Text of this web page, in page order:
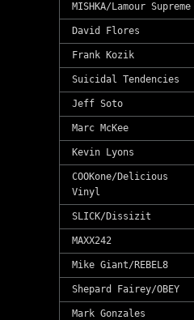
MISHKA/Lamour Supreme
David Flores
Frank Kozik
Suicidal Tendencies
Jeff Soto
Marc McKee
Kevin Lyons
COOKone/Delicious
Vinyl
SLICK/Dissizit
MAXX242
Mike Giant/REBEL8
Shepard Fairey/OBEY
Mark Gonzales